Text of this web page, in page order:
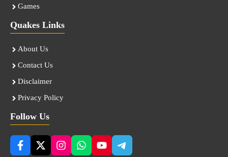
Games
Quakes Links
About Us
Contact Us
Disclaimer
Privacy Policy
Follow Us